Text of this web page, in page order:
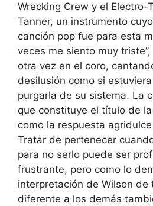
Wrecking Crew y el Electro-
Tanner, un instrumento cuyo
canción pop fue para esta
veces me siento muy
otra vez en el coro,
desilusión como si
purgarla de su sistema. La
que constituye el título de
como la respuesta
Tratar de pertenecer
para no serlo puede ser
frustrante, pero como lo
interpretación de Wilson de
diferente a los demás